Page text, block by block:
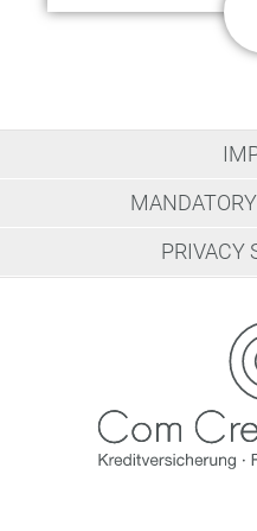
PRIVACY